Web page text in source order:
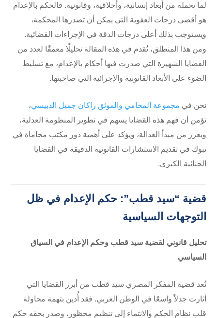
لما تحمله من أبعاد إنسانية، وأخلاقية، وقانونية. فالحكم بالإعدام
هو أقصى درجات العقوبة التي يمكن أن تصدرها المحكمة،
ويستوجب بذلك أعلى درجات الدقة في الإجراءات القضائية.
ومن هذا المنطلق، نُقدم في هذه المقالة تحليلًا معمقًا لعدد من
القضايا الشهيرة التي صدرت فيها أحكام بالإعدام، مع تسليط
الضوء على الأبعاد القانونية والإجرائية التي صاحبتها.
نحن في مجموعة المحامي والموثق راكان جميل الدبيسي،
نؤمن أن فهم هذه القضايا يسهم في تطوير المنظومة العدلية،
ويعزز من مبدأ العدالة، ويؤكد على أهمية دور مكتب محاماة في
تبوك في تقديم الاستشارات القانونية الدقيقة في القضايا
الجنائية الكبرى.
قضية “سيد قطب”: حكم الإعدام في ظل
التوجهات السياسية
تحليل قانوني لقضية سيد قطب وحكم الإعدام في السياق
السياسي
تُعد قضية المفكر المصري سيد قطب من أبرز القضايا التي
أثارت جدلاً واسعًا في الوطن العربي. فقد أُدين بتهمة محاولة
قلب نظام الحكم والانتماء إلى تنظيم محظور، وصدر بحقه حكم